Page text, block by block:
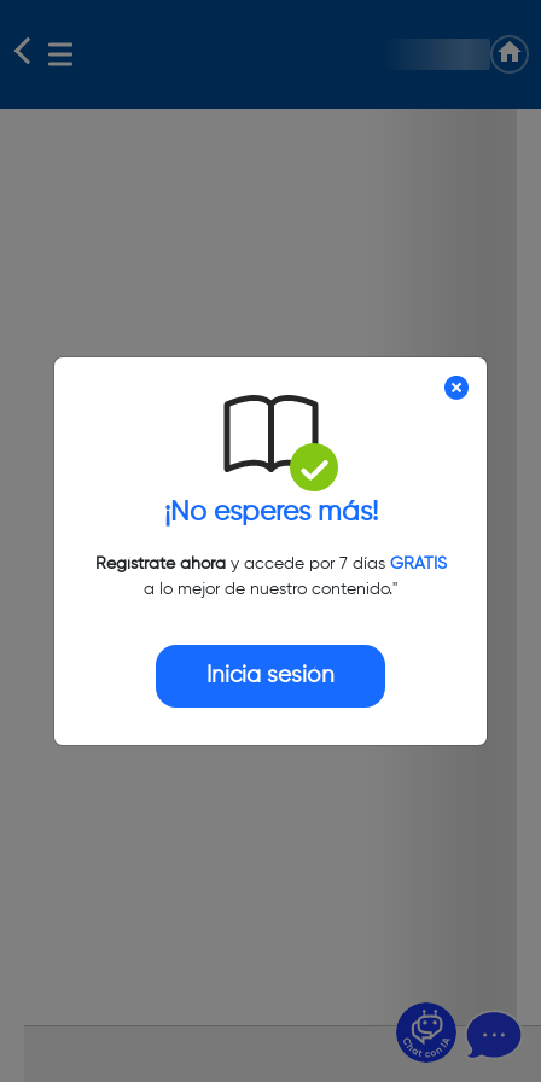
¡No esperes más!
Regístrate ahoray accede por 7 días GRATIS
a lo mejor de nuestro contenido."
Inicia sesión